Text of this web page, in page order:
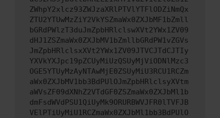
ZWhpY2xlcz93ZWJzaXRlPTVlYTFlODZiNmQx
ZTU2YTUwMzZiY2VkYSZmaWx0ZXJbMF1bZmll
bGRdPWlzT3duJmZpbHRlclswXVt2YWx1ZV09
dHJ1ZSZmaWx0ZXJbMV1bZmllbGRdPW1vZGVs
JmZpbHRlclsxXVt2YWx1ZV09JTVCJTdCJTIy
YXVkYXJpc19pZCUyMiUzQSUyMjViODNlMzc3
OGE5YTUyMzAyNTAwMjE0ZSUyMiU3RCU1RCZm
aWx0ZXJbMV1bb3BdPUlOJmZpbHRlclsyXVtm
aWVsZF09dXNhZ2VTdGF0ZSZmaWx0ZXJbMl1b
dmFsdWVdPSU1QiUyMk9ORURBWVJFR0lTVFJB
VElPTiUyMiU1RCZmaWx0ZXJbMl1bb3BdPUlO